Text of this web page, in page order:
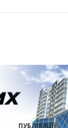
ПУБЛІКАЦІЇ